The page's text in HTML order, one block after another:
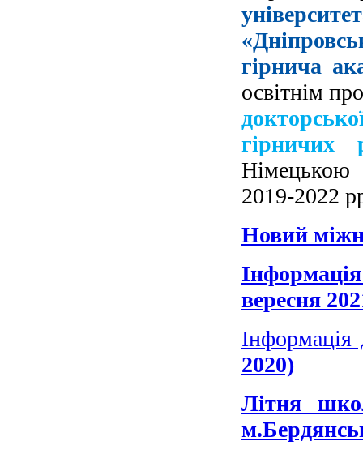
гірнича
освітнім
гірничих
2019-2022
Новий
вересня
2020)
Літня